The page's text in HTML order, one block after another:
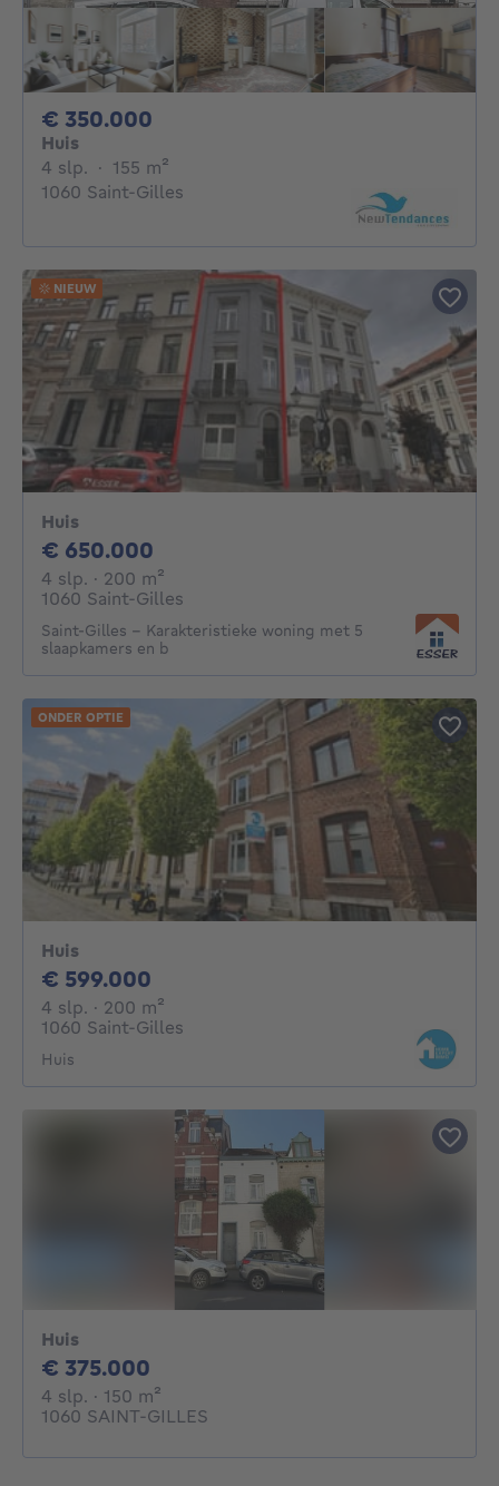
€ 350.000
Huis
4 slp. 4 slaapkamers
· 155 m²
1060 Saint-Gilles
Huis
€ 650.000
4 slp. 4 slaapkamers
· 200 m²
1060 Saint-Gilles
Saint-Gilles – Karakteristieke woning met 5
slaapkamers en b
NIEUW
Huis
€ 599.000
4 slp. 4 slaapkamers
· 200 m²
1060 Saint-Gilles
Huis
ONDER OPTIE
Huis
€ 375.000
4 slp. 4 slaapkamers
· 150 m²
1060 SAINT-GILLES